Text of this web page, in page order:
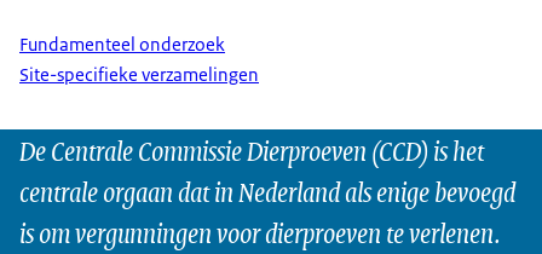
Fundamenteel onderzoek
Site-specifieke verzamelingen
De Centrale Commissie Dierproeven (CCD) is het
centrale orgaan dat in Nederland als enige bevoegd
is om vergunningen voor dierproeven te verlenen.